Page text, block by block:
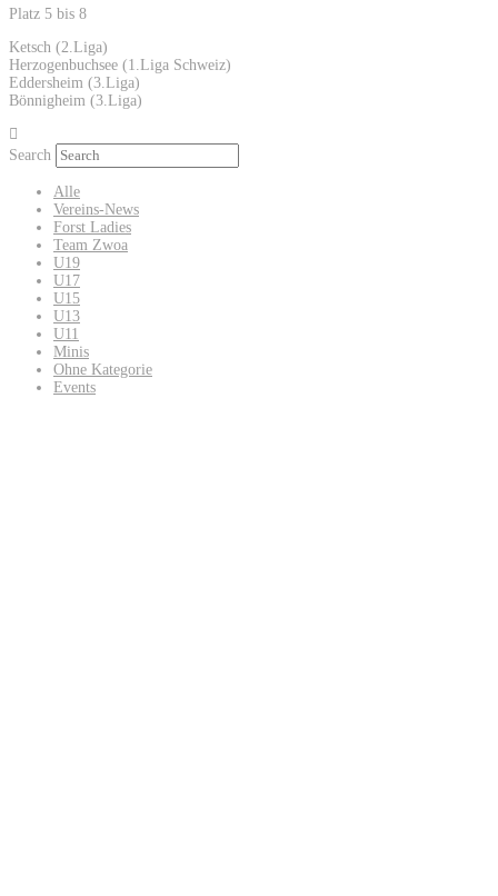
Platz 5 bis 8
Ketsch (2.Liga)
Herzogenbuchsee (1.Liga Schweiz)
Eddersheim (3.Liga)
Bönnigheim (3.Liga)
Search
Alle
Vereins-News
Forst Ladies
Team Zwoa
U19
U17
U15
U13
U11
Minis
Ohne Kategorie
Events